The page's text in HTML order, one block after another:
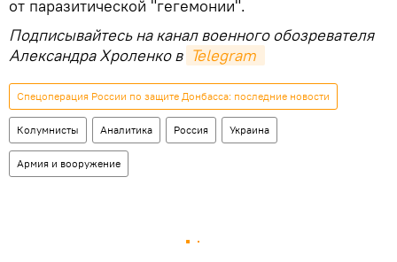
от паразитической "гегемонии".
Подписывайтесь на канал военного обозревателя
Александра Хроленко в Telegram
Спецоперация России по защите Донбасса: последние новости
Колумнисты Аналитика Россия Украина
Армия и вооружение